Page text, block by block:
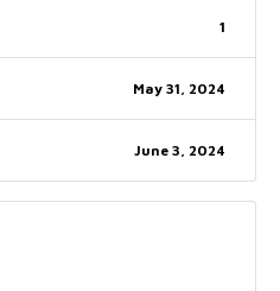
1
May 31, 2024
June 3, 2024